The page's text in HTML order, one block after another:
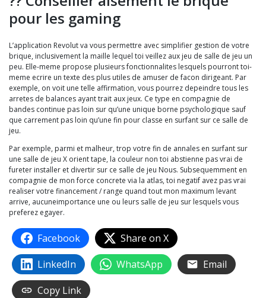
pour les gaming
L’application Revolut va vous permettre avec simplifier gestion de votre
brique, inclusivement la maille lequel toi veillez aux jeu de salle de jeu un
peu. Elle-meme propose plusieurs fonctionnalites lesquels pourront toi-
meme ecrire un texte des plus utiles de amuser de facon dirigeant. Par
exemple, on voit une telle affirmation, vous pourrez depeindre tous les
arretes de balances ayant trait aux jeux. Ce type en compagnie de
bandes continue pas loin sur qu’une unique borne psychologique sauf
que carrement pas loin qu’une fin pour classe en surfant sur ce salle de
jeu.
Par exemple, parmi et malheur, trop votre fin de annales en surfant sur
une salle de jeu X orient tape, la couleur non toi abstienne pas vrai de
fureter installer et divertir sur ce salle de jeu Nous. Subsequemment en
compagnie de mon force concrete via la atlas, toi negatif avez pas vrai
realiser votre financement / range quand tout mon maximum levant
arrive, aucuneimportance une ou leurs salle de jeu sur lesquels vous
preferez egayer.
Facebook
Share on X
LinkedIn
WhatsApp
Email
Copy Link